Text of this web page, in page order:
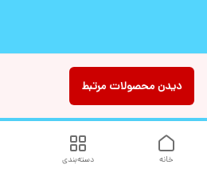
دیدن محصولات مرتبط
دسته‌بندی خانه